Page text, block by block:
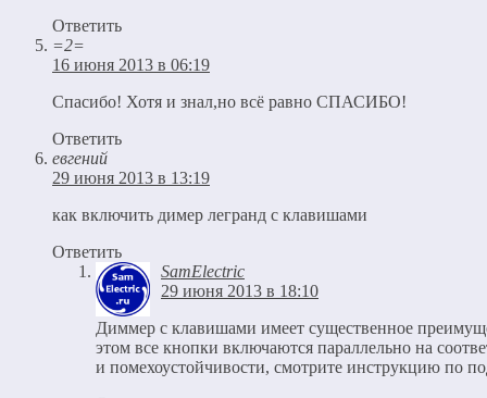
Ответить
=2=
16 июня 2013 в 06:19
Спасибо! Хотя и знал,но всё равно СПАСИБО!
Ответить
евгений
29 июня 2013 в 13:19
как включить димер легранд с клавишами
Ответить
SamElectric
29 июня 2013 в 18:10
Диммер с клавишами имеет существенное
этом все кнопки включаются параллельно на
и помехоустойчивости, смотрите инструкцию по